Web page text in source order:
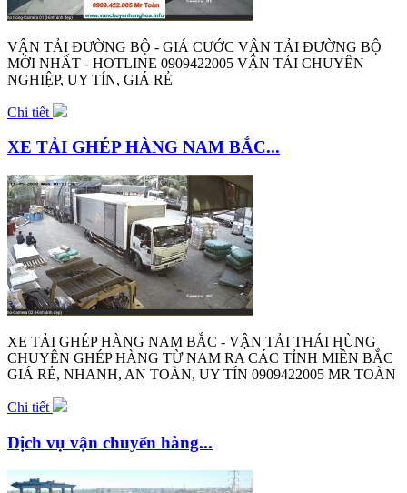
VẬN TẢI ĐƯỜNG BỘ - GIÁ CƯỚC VẬN TẢI ĐƯỜNG BỘ
MỚI NHẤT - HOTLINE 0909422005 VẬN TẢI CHUYÊN
NGHIỆP, UY TÍN, GIÁ RẺ
Chi tiết
XE TẢI GHÉP HÀNG NAM BẮC...
XE TẢI GHÉP HÀNG NAM BẮC - VẬN TẢI THÁI HÙNG
CHUYÊN GHÉP HÀNG TỪ NAM RA CÁC TỈNH MIỀN BẮC
GIÁ RẺ, NHANH, AN TOÀN, UY TÍN 0909422005 MR TOÀN
Chi tiết
Dịch vụ vận chuyển hàng...